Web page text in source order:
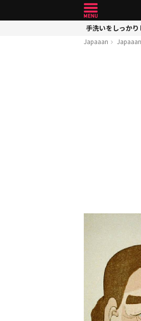
手洗いをしっか
Japaaan